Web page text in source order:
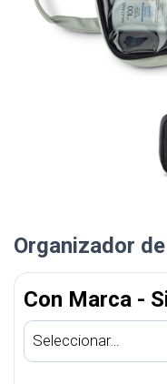
Organizador
Con Marca -